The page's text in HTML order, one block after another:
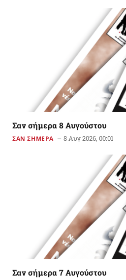
Σαν σήμερα 8 Αυγούστου
ΣΑΝ ΣΗΜΕΡΑ 8 Αυγ 2026, 00:01
Σαν σήμερα 7 Αυγούστου